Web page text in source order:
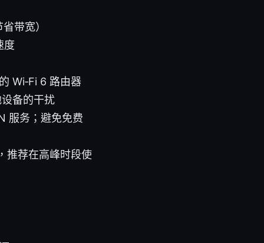
带宽）
度
Wi‑Fi 6 路由器
备的干扰
服务；避免免费
推荐在高峰时段使